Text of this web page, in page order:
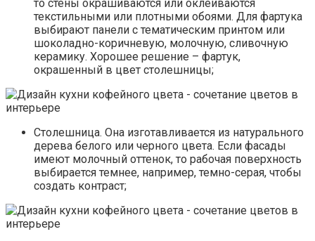
то стены окрашиваются или оклеиваются
текстильными или плотными обоями. Для фартука
выбирают панели с тематическим принтом или
шоколадно-коричневую, молочную, сливочную
керамику. Хорошее решение – фартук,
окрашенный в цвет столешницы;
Столешница. Она изготавливается из натурального
дерева белого или черного цвета. Если фасады
имеют молочный оттенок, то рабочая поверхность
выбирается темнее, например, темно-серая, чтобы
создать контраст;